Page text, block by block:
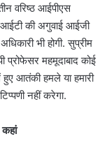
वरिष्ठ आईपीएस
की अगुवाई आईजी
भी होगी. सुप्रीम
प्रोफेसर महमूदाबाद कोई
हुए आतंकी हमले या हमारी
नहीं करेगा.
कहां